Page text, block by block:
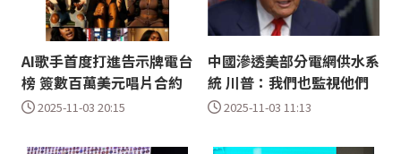
AI歌手首度打進告示牌電台
榜 簽數百萬美元唱片合約
2025-11-03 20:15
中國滲透美部分電網供水系
統 川普：我們也監視他們
2025-11-03 11:13